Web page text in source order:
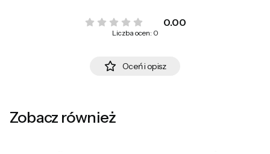
0.00
Liczba ocen: 0
Oceń i opisz
Zobacz również